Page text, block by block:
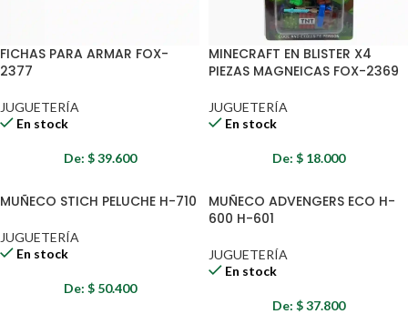
FICHAS PARA ARMAR FOX-
2377
JUGUETERÍA
En stock
De: $39.600
MINECRAFT EN BLISTER X4
PIEZAS MAGNEICAS FOX-2369
JUGUETERÍA
En stock
De: $18.000
MUÑECO STICH PELUCHE H-710
JUGUETERÍA
En stock
De: $50.400
MUÑECO ADVENGERS ECO H-
600 H-601
JUGUETERÍA
En stock
De: $37.800